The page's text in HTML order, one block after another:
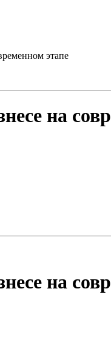
этапе
на
на